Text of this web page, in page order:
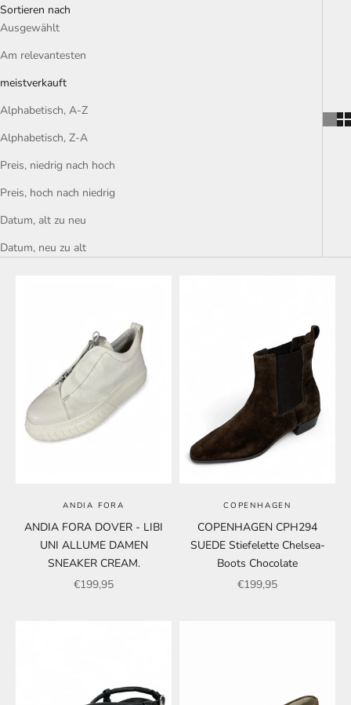
Sortieren nach
Ausgewählt
Am relevantesten
meistverkauft
Alphabetisch, A-Z
Alphabetisch, Z-A
Preis, niedrig nach hoch
Preis, hoch nach niedrig
Datum, alt zu neu
Datum, neu zu alt
ANDIA FORA
ANDIA FORA DOVER - LIBI
UNI ALLUME DAMEN
SNEAKER CREAM.
Angebot
€199,95
COPENHAGEN
COPENHAGEN CPH294
SUEDE Stiefelette Chelsea-
Boots Chocolate
Angebot
€199,95